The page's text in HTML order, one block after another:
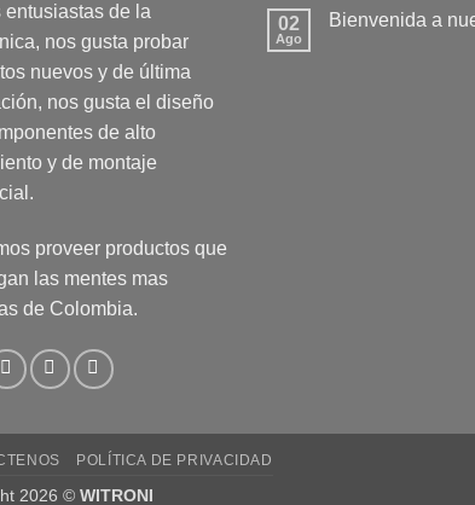
entusiastas de la
nos gusta probar
nuevos y de última
nos gusta el diseño
de alto
y de montaje
proveer productos que
las mentes mas
de Colombia.
02
Ago
Bienvenida a
POLÍTICA DE PRIVACIDAD
2026 © WITRONI